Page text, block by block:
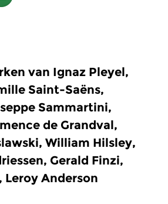
van Ignaz Pleyel,
Saint-Saëns,
Sammartini,
de Grandval,
William Hilsley,
Gerald Finzi,
Anderson